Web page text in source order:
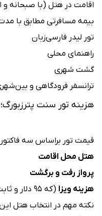
اقامت در هتل (با صبحانه
بیمه مسافرتی مطابق با
تور لیدر فارسی‌زبان
راهنمای محلی
گشت شهری
ترانسفر فرودگاهی و
هزینه تور سنت
قیمت تور براساس سه
هتل محل اقامت
پرواز رفت و برگشت
هزینه ویزا (که ۹۵ دلار و ثابت است)
نکته مهم در انتخاب هتل